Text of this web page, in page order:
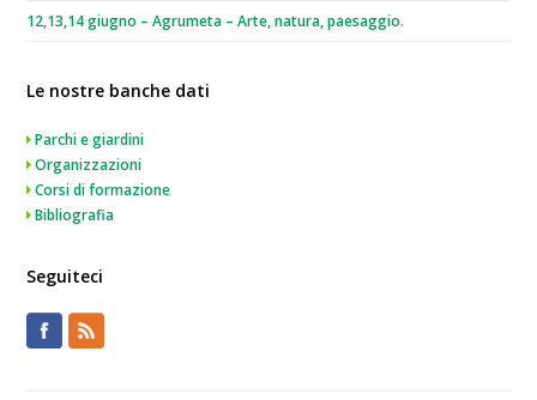
12,13,14 giugno – Agrumeta – Arte, natura, paesaggio.
Le nostre banche dati
Parchi e giardini
Organizzazioni
Corsi di formazione
Bibliografia
Seguiteci